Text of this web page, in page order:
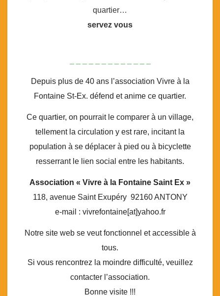
quartier…
servez vous
Depuis plus de 40 ans l’association Vivre à la
Fontaine St-Ex. défend et anime ce quartier.
Ce quartier, on pourrait le comparer à un village,
tellement la circulation y est rare, incitant la
population à se déplacer à pied ou à bicyclette
resserrant le lien social entre les habitants.
Association « Vivre à la Fontaine Saint Ex »
118, avenue Saint Exupéry 92160 ANTONY
e-mail : vivrefontaine[at]yahoo.fr
Notre site web se veut fonctionnel et accessible à
tous.
Si vous rencontrez la moindre difficulté, veuillez
contacter l’association.
Bonne visite !!!